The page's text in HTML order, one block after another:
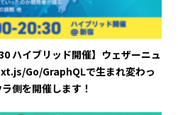
ハイブリッド開催】ウェザーニュ
Go/GraphQLで生まれ変わっ
側を開催します！